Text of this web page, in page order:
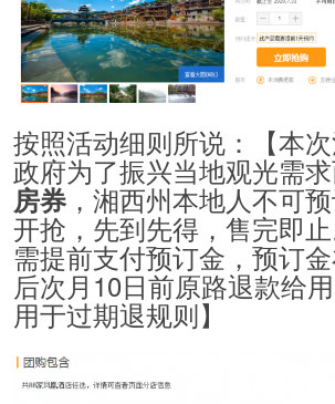
按照活动细则所说：【本
政府为了振兴当地观光需
房券，湘西州本地人不可
开抢，先到先得，售完即止
需提前支付预订金，预订
后次月10日前原路退款给
用于过期退规则】